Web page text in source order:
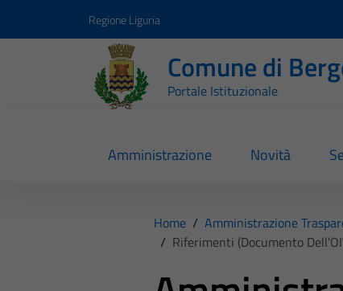
Regione Liguria
Comune di
Portale Istituzionale
Amministrazione Novità
Home / Amministrazione
/ Riferimenti (Documento